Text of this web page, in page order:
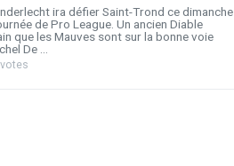
ira défier Saint-Trond ce dimanche
de Pro League. Un ancien Diable
que les Mauves sont sur la bonne voie
De ...